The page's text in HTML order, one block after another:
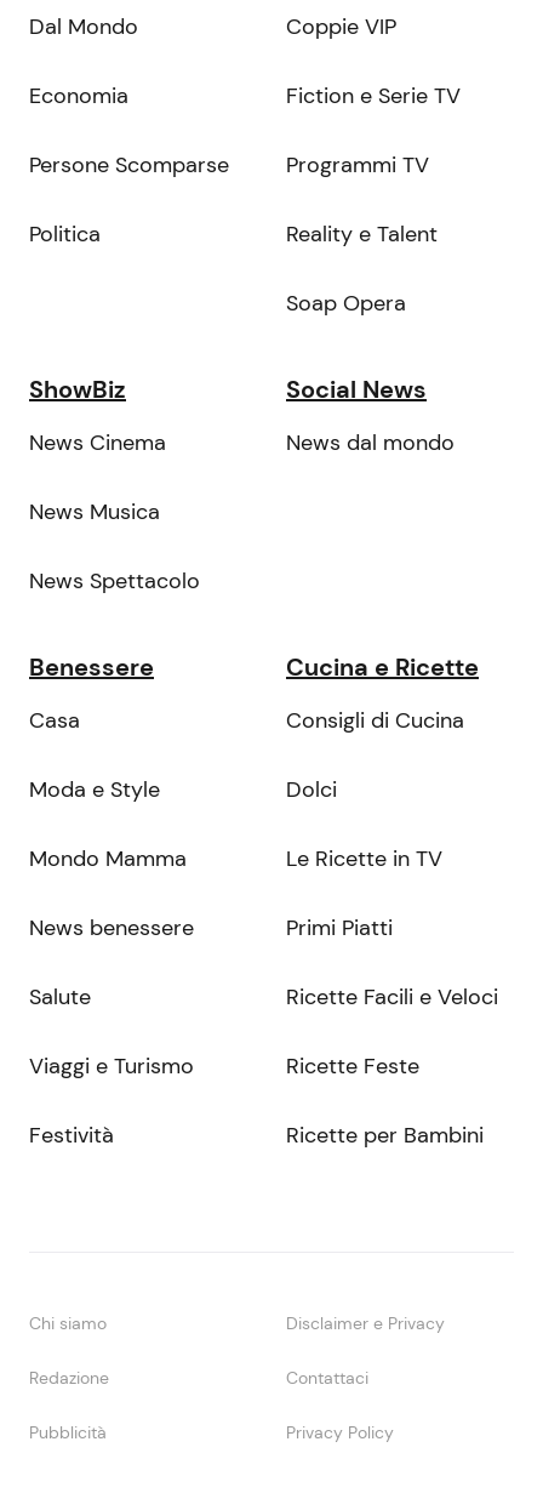
Dal Mondo
Economia
Persone Scomparse
Politica
Coppie VIP
Fiction e Serie TV
Programmi TV
Reality e Talent
Soap Opera
ShowBiz
News Cinema
News Musica
News Spettacolo
Social News
News dal mondo
Benessere
Casa
Moda e Style
Mondo Mamma
News benessere
Salute
Viaggi e Turismo
Festività
Cucina e Ricette
Consigli di Cucina
Dolci
Le Ricette in TV
Primi Piatti
Ricette Facili e Veloci
Ricette Feste
Ricette per Bambini
Chi siamo Disclaimer e Privacy
Redazione Contattaci
Pubblicità Privacy Policy